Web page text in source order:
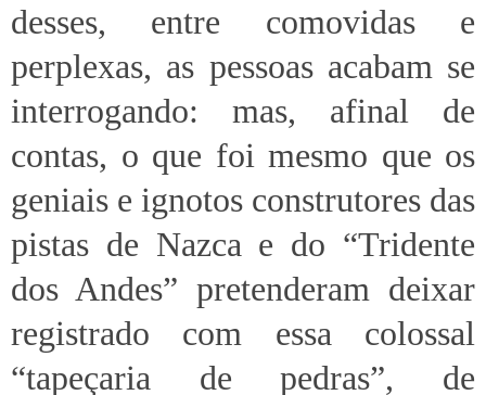
desses, entre comovidas e
perplexas, as pessoas acabam se
interrogando: mas, afinal de
contas, o que foi mesmo que os
geniais e ignotos construtores das
pistas de Nazca e do “Tridente
dos Andes” pretenderam deixar
registrado com essa colossal
“tapeçaria de pedras”, de